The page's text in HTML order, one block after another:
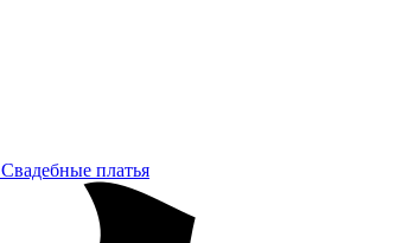
Свадебные платья